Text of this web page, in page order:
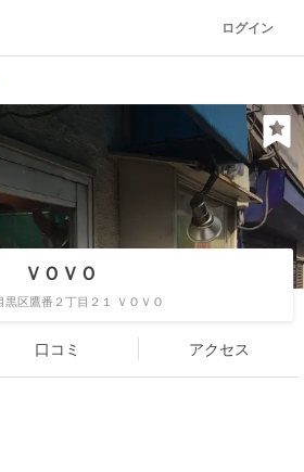
ログイン
ＶＯＶＯ
黒区鷹番２丁目２１ ＶＯＶＯ
口コミ アクセス